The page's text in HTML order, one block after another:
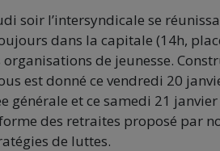
soir l’intersyndicale se
dans la capitale (14h,
de jeunesse.
est donné ce vendredi 20
générale et ce samedi 21
des retraites proposé par
de luttes.